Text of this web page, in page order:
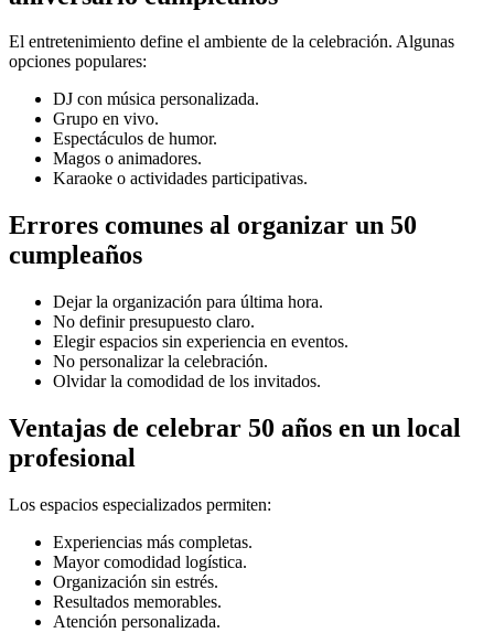
El entretenimiento define el ambiente de la celebración. Algunas
opciones populares:
DJ con música personalizada.
Grupo en vivo.
Espectáculos de humor.
Magos o animadores.
Karaoke o actividades participativas.
Errores comunes al organizar un 50
cumpleaños
Dejar la organización para última hora.
No definir presupuesto claro.
Elegir espacios sin experiencia en eventos.
No personalizar la celebración.
Olvidar la comodidad de los invitados.
Ventajas de celebrar 50 años en un local
profesional
Los espacios especializados permiten:
Experiencias más completas.
Mayor comodidad logística.
Organización sin estrés.
Resultados memorables.
Atención personalizada.